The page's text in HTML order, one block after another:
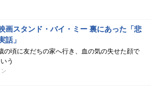
画スタンド・バイ・ミー 裏にあった「悲
話」
の頃に友だちの家へ行き、血の気の失せた顔で
う